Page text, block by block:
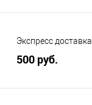
Экспресс доставка
500 руб.